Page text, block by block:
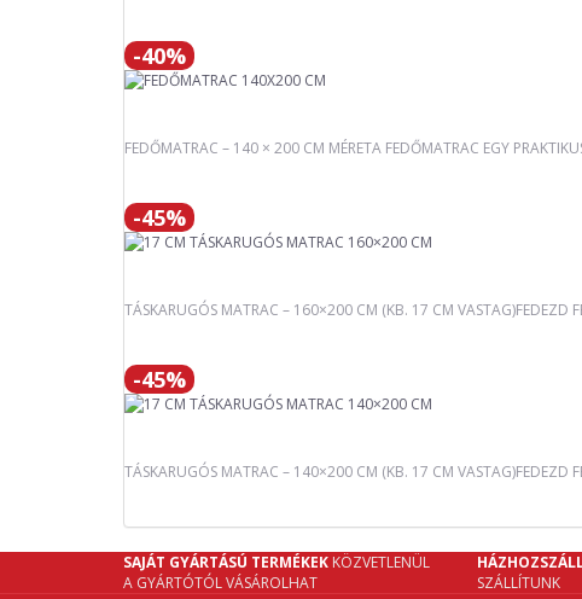
-40%
FEDŐMATRAC – 140 × 200 CM MÉRETA FEDŐMATRAC EGY
-45%
TÁSKARUGÓS MATRAC – 160×200 CM (KB. 17 CM VASTAG)FEDEZD
-45%
TÁSKARUGÓS MATRAC – 140×200 CM (KB. 17 CM VASTAG)FEDEZD
SAJÁT GYÁRTÁSÚ TERMÉKEK KÖZVETLENÜL
A GYÁRTÓTÓL VÁSÁROLHAT
SZÁLLÍTUNK